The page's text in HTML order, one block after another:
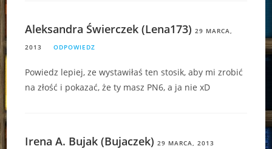
Aleksandra Świerczek (Lena173) 29 MARCA,
2013
ODPOWIEDZ
Powiedz lepiej, ze wystawiłaś ten stosik, aby mi zrobić
na złość i pokazać, że ty masz PN6, a ja nie xD
Irena A. Bujak (Bujaczek) 29 MARCA, 2013